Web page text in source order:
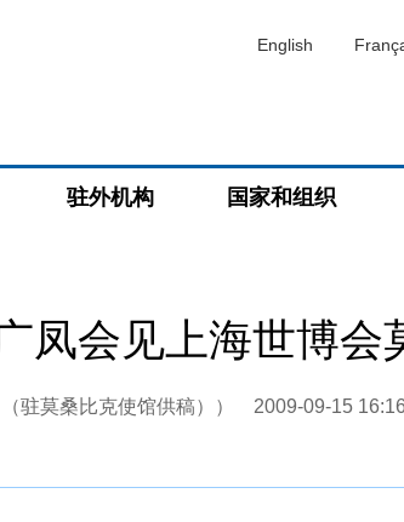
English
驻外机构 国家和组织
凤会见上海世博会
驻莫桑比克使馆供稿）） 2009-09-15 16:16